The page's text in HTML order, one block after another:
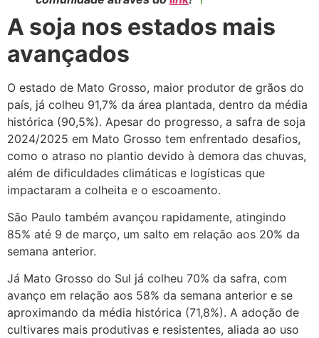
A soja nos estados mais
avançados
O estado de Mato Grosso, maior produtor de grãos do
país, já colheu 91,7% da área plantada, dentro da média
histórica (90,5%). Apesar do progresso, a safra de soja
2024/2025 em Mato Grosso tem enfrentado desafios,
como o atraso no plantio devido à demora das chuvas,
além de dificuldades climáticas e logísticas que
impactaram a colheita e o escoamento.
São Paulo também avançou rapidamente, atingindo
85% até 9 de março, um salto em relação aos 20% da
semana anterior.
Já Mato Grosso do Sul já colheu 70% da safra, com
avanço em relação aos 58% da semana anterior e se
aproximando da média histórica (71,8%). A adoção de
cultivares mais produtivas e resistentes, aliada ao uso